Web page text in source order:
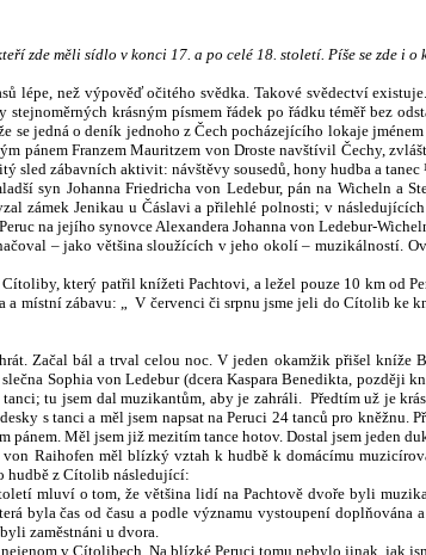
zde měli sídlo v konci 17. a po celé 18. století. Píše se zde i o
lépe, než výpověď očitého svědka. Takové svědectví
stejnoměrných krásným písmem řádek po řádku téměř bez
jedná o deník jednoho z Čech pocházejícího lokaje
pánem Franzem Mauritzem von Droste navštívil Čechy,
sled zábavních aktivit: návštěvy sousedů, hony hudba a tanec
syn Johanna Friedricha von Ledebur, pán na Wicheln
zámek Jenikau u Čáslavi a přilehlé polnosti; v
na jejího synovce Alexandera Johanna von Ledebur-
– jako většina sloužících v jeho okolí – muzikálností.
který patřil knížeti Pachtovi, a ležel pouze 10 km od
místní zábavu: „ V červenci či srpnu jsme jeli do Cítolib ke
Začal bál a trval celou noc. V jeden okamžik přišel kníže
Sophia von Ledebur (dcera Kaspara Benedikta, později
tu jsem dal muzikantům, aby je zahráli. Předtím už je
s tanci a měl jsem napsat na Peruci 24 tanců pro kněžnu.
pánem. Měl jsem již mezitím tance hotov. Dostal jsem jeden
von Raihofen měl blízký vztah k hudbě k domácímu
hudbě z Cítolib následující:
mluví o tom, že většina lidí na Pachtově dvoře byli
byla čas od času a podle významu vystoupení
zaměstnáni u dvora.
v Cítolibech. Na blízké Peruci tomu nebylo jinak, jak